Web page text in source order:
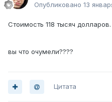
Опубликовано 13
Стоимость 118 тысяч долларов.
вы что очумели????
Цитата